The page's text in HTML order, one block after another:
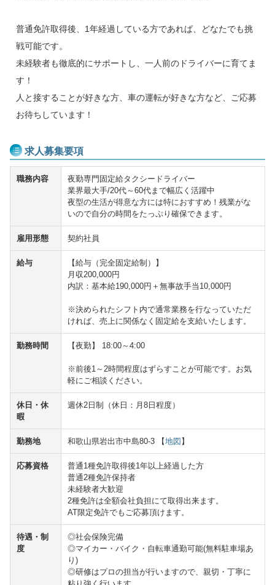
普通免許取得後、1年経過している方であれば、どなたでも挑
戦可能です。
未経験者も徹底的にサポートし、一人前のドライバーに育てま
す！
人と接することが好きな方、車の運転が好きな方など、ご応募
お待ちしています！
求人募集要項
職務内容
夜勤専門固定給タクシードライバー
業界最大手/20代～60代まで幅広く活躍中
夜型の生活が得意な方には特におすすめ！残業がな
いので自分の時間をたっぷり確保できます。
雇用形態 契約社員
給与
【給与（完全固定給制）】
月収200,000円
内訳：基本給190,000円＋無事故手当10,000円
※決められたシフト内で通常業務を行なっていただ
ければ、売上に関係なく固定給を支給いたします。
勤務時間 【夜勤】 18:00～4:00
※前後1～2時間程度はずらすことが可能です。お気
軽にご相談ください。
休日・休
暇
週休2日制（休日：月8日程度）
勤務地 和歌山県岩出市中島80-3 【地図】
応募資格
普通1種免許取得後1年以上経過した方
普通2種免許保持者
未経験者大歓迎
2種免許は全額会社負担にて取得出来ます。
AT限定免許でもご応募頂けます。
待遇・制
度
◎社会保険完備
◎マイカー・バイク・自転車通勤可能(無料駐車場あ
り)
◎研修はプロの担当が行いますので、親切・丁寧に